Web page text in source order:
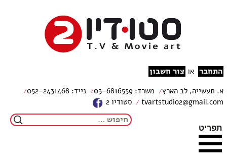
studio2
התחבר או צור חשבון
א. תעשייה, לב הארץ משרד: 03-6816559
נייד: 052-2431468
tvartstudio2@gmail.com
סטודיו 2
תפריט
חיפוש: